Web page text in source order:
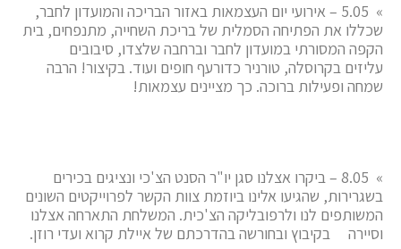
» 5.05 – אירועי יום העצמאות באזור הבריכה והמועדון לחבר,
שכללו את הפתיחה הסמלית של בריכת השחייה, מתנפחים, בית
הקפה המסורתי במועדון לחבר וברחבה שלצדו, סיבובים
עליזים בקרוסלה, טורניר כדורעף חופים ועוד. בקיצור! הרבה
שמחה ופעילות ברוכה. כך מציינים עצמאות!
» 8.05 – ביקרו אצלנו סגן יו"ר הסנט הצ'כי ונציגים בכירים
בשגרירות, שהגיעו אלינו ביוזמת צוות הקשר לפרוייקטים השונים
המשותפים לנו ולרפובליקה הצ'כית. המשלחת התארחה אצלנו
וסיירה בקיבוץ ובחורשה בהדרכתם של איילת קרוא ועדי רוזן.